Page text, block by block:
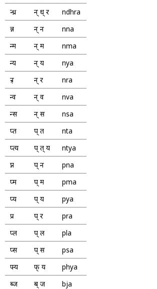
न्ध्र
न् ध् र
ndhra
न्न
न् न
nna
न्म
न् म
nma
न्य
न् य
nya
ऩ्र
न् र
nra
न्व
न् व
nva
न्स
न् स
nsa
प्त
प् त
nta
प्त्य
प् त् य
ntya
प्न
प् न
pna
प्म
प् म
pma
प्य
प् य
pya
प्र
प् र
pra
प्ल
प् ल
pla
प्स
प् स
psa
फ्य
फ् य
phya
ब्ज
ब् ज
bja